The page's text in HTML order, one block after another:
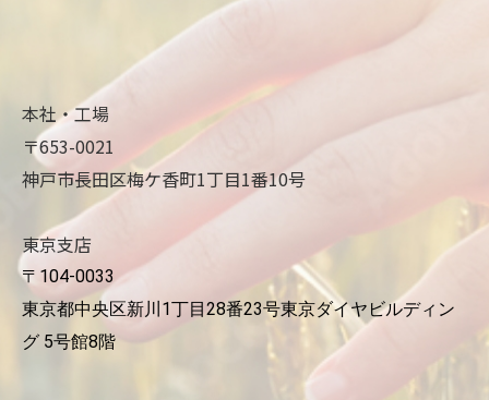
本社・工場
〒653-0021
神戸市長田区梅ケ香町1丁目1番10号
東京支店
〒104-0033
東京都中央区新川1丁目28番23号東京ダイヤビルディン
グ 5号館8階